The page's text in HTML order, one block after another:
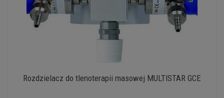
Rozdzielacz do tlenoterapii masowej MULTISTAR GCE